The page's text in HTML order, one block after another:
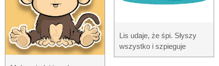
Lis udaje, że śpi. Słyszy
wszystko i szpieguje